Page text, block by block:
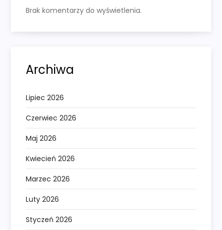
Brak komentarzy do wyświetlenia.
Archiwa
Lipiec 2026
Czerwiec 2026
Maj 2026
Kwiecień 2026
Marzec 2026
Luty 2026
Styczeń 2026